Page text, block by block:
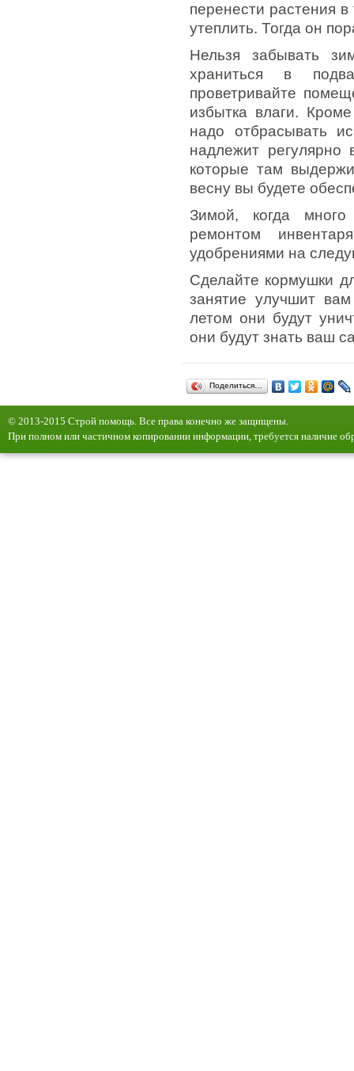
перенести растения
утеплить. Тогда он
Нельзя забывать
храниться в
проветривайте
избытка влаги.
надо отбрасывать
надлежит
которые там
весну вы будете
Зимой, когда
ремонтом
удобрениями на
Сделайте кормушки
занятие улучшит
летом они будут
они будут знать ваш
Поделиться…
© 2013-2015 Строй помощь. Все права конечно же защищены.
При полном или частичном копировании информации, требуется наличие